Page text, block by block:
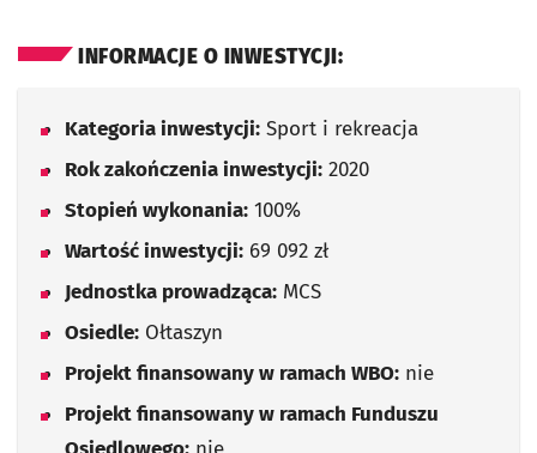
INFORMACJE O INWESTYCJI:
Kategoria inwestycji: Sport i rekreacja
Rok zakończenia inwestycji: 2020
Stopień wykonania: 100%
Wartość inwestycji: 69 092 zł
Jednostka prowadząca: MCS
Osiedle: Ołtaszyn
Projekt finansowany w ramach WBO: nie
Projekt finansowany w ramach Funduszu